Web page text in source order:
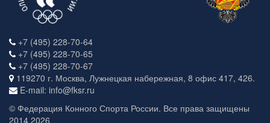
+7 (495) 228-70-64
+7 (495) 228-70-65
+7 (495) 228-70-67
119270 г. Москва, Лужнецкая набережная, 8 офис 417, 426.
E-mail: info@fksr.ru
© Федерация Конного Спорта России. Все права защищены
2014 2026